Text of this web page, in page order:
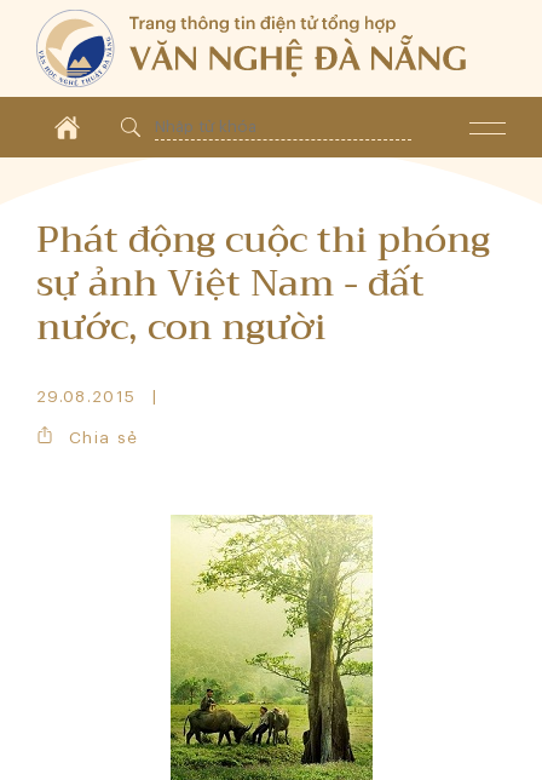
Phát động cuộc thi phóng
sự ảnh Việt Nam - đất
nước, con người
29.08.2015
Chia sẻ